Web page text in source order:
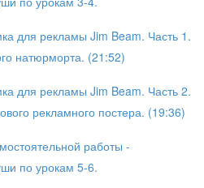
для рекламы Jim Beam. Часть 1.
натюрморта. (21:52)
для рекламы Jim Beam. Часть 2.
рекламного постера. (19:36)
работы -
по урокам 5-6.